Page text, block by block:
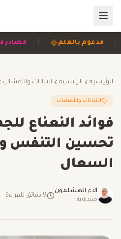
مراجعة مصادر موثوقة
الرئيسية الرئيسية النباتات والأعشاب
النباتات والأعشاب
فوائد النعناع
تحسين التنفس
السعال
آلاء الهشلمون
صيدلانية
9 دقائق للقراءة